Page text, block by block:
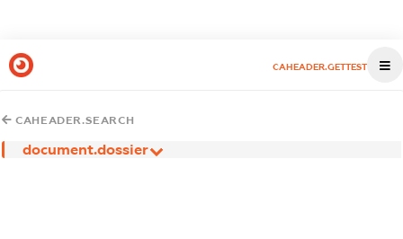
CAHEADER.GETTEST
CAHEADER.SEARCH
document.dossier